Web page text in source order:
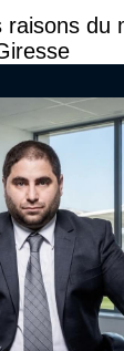
raisons du